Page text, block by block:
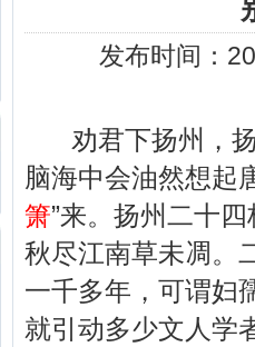
发布时间：
劝君下扬州，扬
脑海中会油然想起
箫”来。扬州二十
秋尽江南草未凋。
一千多年，可谓妇
就引动多少文人学